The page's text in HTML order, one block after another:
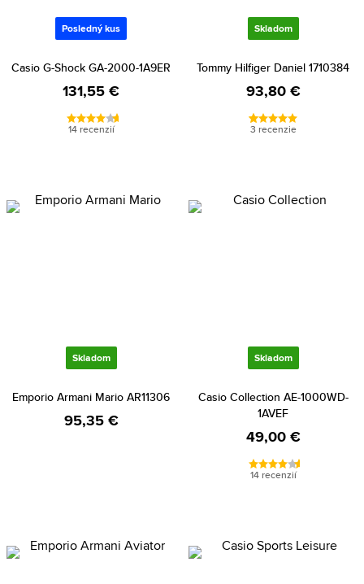
Posledný kus
Casio G-Shock GA-2000-1A9ER
131,55 €
14 recenzií
Skladom
Tommy Hilfiger Daniel 1710384
93,80 €
3 recenzie
Skladom
Emporio Armani Mario AR11306
95,35 €
Skladom
Casio Collection AE-1000WD-
1AVEF
49,00 €
14 recenzií